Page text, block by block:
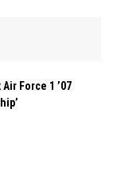
Force 1 ’07